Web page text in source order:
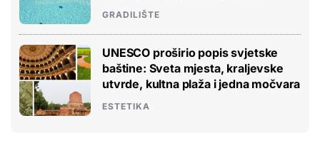
GRADILIŠTE
UNESCO proširio popis svjetske
baštine: Sveta mjesta, kraljevske
utvrde, kultna plaža i jedna močvara
ESTETIKA